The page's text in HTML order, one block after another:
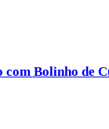
com Bolinho de